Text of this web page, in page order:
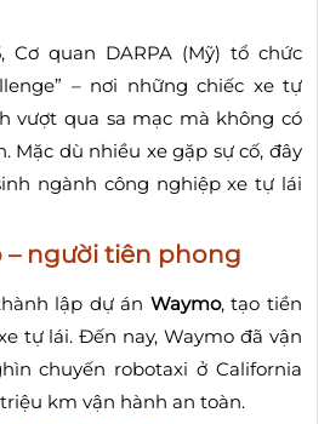
Cơ quan DARPA (Mỹ) tổ chức
– nơi những chiếc xe tự
vượt qua sa mạc mà không có
Mặc dù nhiều xe gặp sự cố, đây
ngành công nghiệp xe tự lái
– người tiên phong
lập dự án Waymo, tạo tiền
tự lái. Đến nay, Waymo đã vận
chuyến robotaxi ở California
km vận hành an toàn.